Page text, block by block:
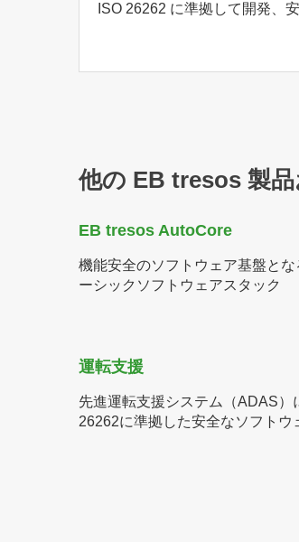
ISO 26262 に準拠して開発、
他の EB tresos 製
EB tresos AutoCore
機能安全のソフトウェア基盤と
ーシックソフトウェアスタック
運転支援
先進運転支援システム（ADAS）
26262に準拠した安全なソフトウ